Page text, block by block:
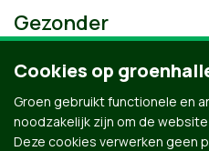
Gezonder
Cookies op
Groen gebruikt functionele en
noodzakelijk zijn om de
Deze cookies verwerken geen